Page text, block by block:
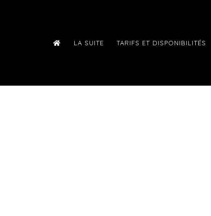
LA SUITE TARIFS ET DISPONIBILITÉS